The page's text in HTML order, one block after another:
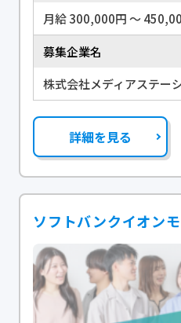
月給 300,000円 〜
募集企業名
株式会社メディアステー
詳細を見る
ソフトバンクイオン